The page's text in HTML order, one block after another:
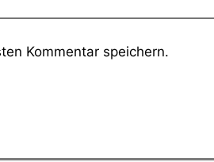
Kommentar speichern.